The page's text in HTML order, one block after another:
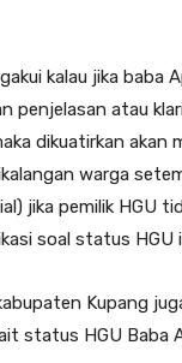
kalau jika baba
penjelasan atau
dikuatirkan akan
warga
jika pemilik HGU
soal status HGU
Kupang
status HGU Baba